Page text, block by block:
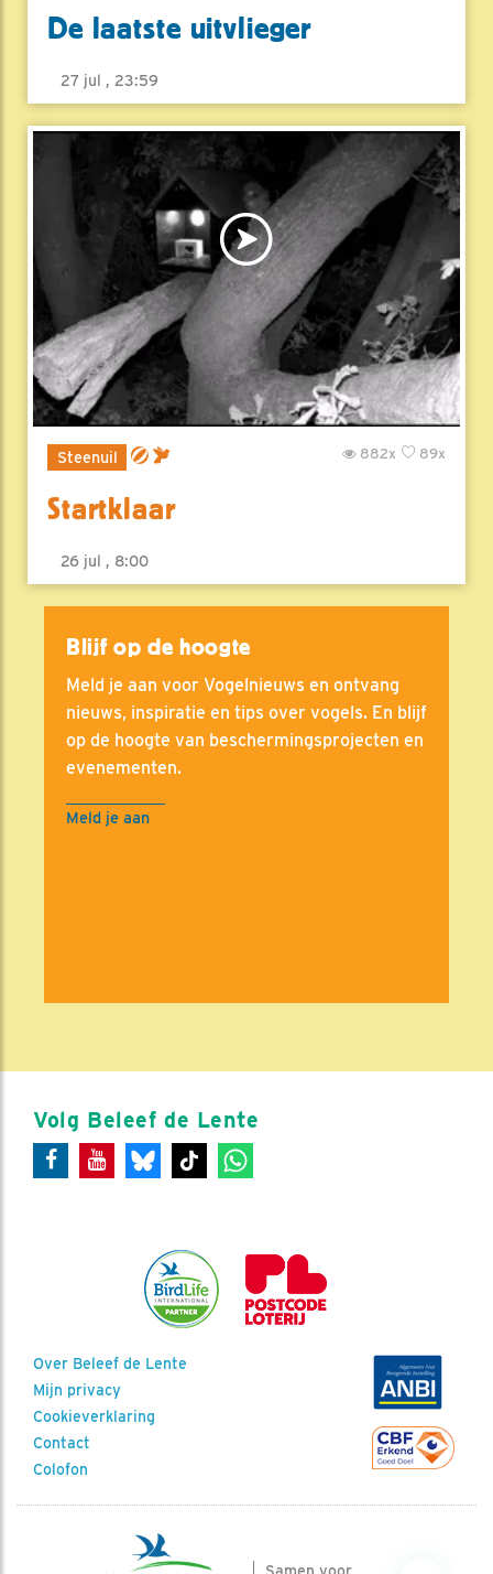
De laatste uitvlieger
27 jul , 23:59
Steenuil 89x
882x
Startklaar
26 jul , 8:00
Blijf op de hoogte
Meld je aan voor Vogelnieuws en ontvang
nieuws, inspiratie en tips over vogels. En blijf
op de hoogte van beschermingsprojecten en
evenementen.
Meld je aan
Volg Beleef de Lente
Over Beleef de Lente
Mijn privacy
Cookieverklaring
Contact
Colofon